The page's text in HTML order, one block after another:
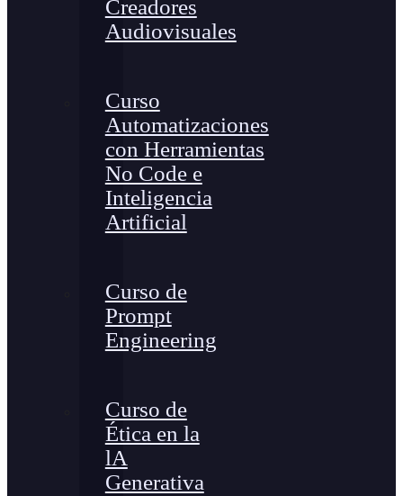
Creadores
Audiovisuales
Curso
Automatizaciones
con Herramientas
No Code e
Inteligencia
Artificial
Curso de
Prompt
Engineering
Curso de
Ética en la
lA
Generativa